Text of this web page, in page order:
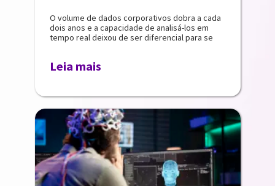
O volume de dados corporativos dobra a cada
dois anos e a capacidade de analisá-los em
tempo real deixou de ser diferencial para se
Leia mais